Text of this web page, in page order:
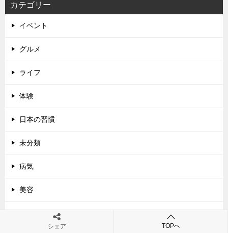
カテゴリー
イベント
グルメ
ライフ
体験
日本の習慣
未分類
病気
美容
観光スポット
シェア TOPへ